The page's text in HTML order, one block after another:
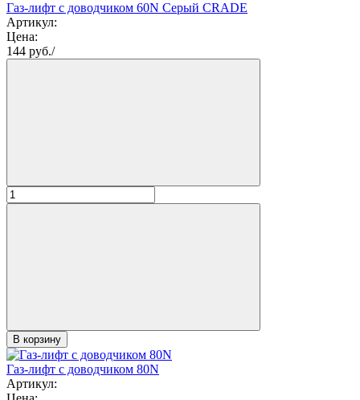
Газ-лифт с доводчиком 60N Серый CRADE
Артикул:
Цена:
144 руб./
В корзину
Газ-лифт с доводчиком 80N
Артикул: